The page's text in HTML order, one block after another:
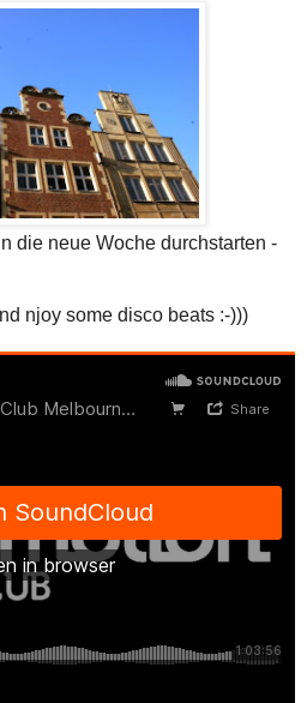
die neue Woche durchstarten -
njoy some disco beats :-)))